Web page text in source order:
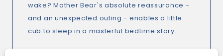
wake? Mother Bear's absolute reassurance -
and an unexpected outing - enables a little
cub to sleep in a masterful bedtime story.